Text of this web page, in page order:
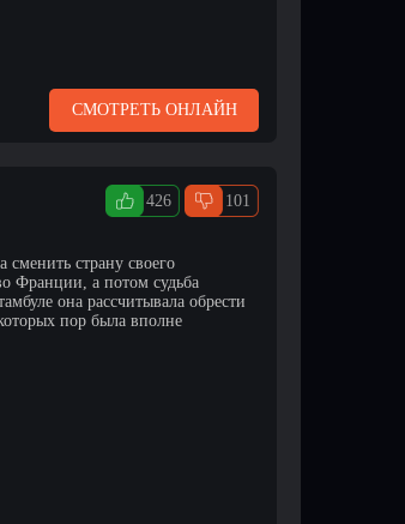
СМОТРЕТЬ ОНЛАЙН
426 101
страну своего
Франции, а потом судьба
она рассчитывала обрести
пор была вполне